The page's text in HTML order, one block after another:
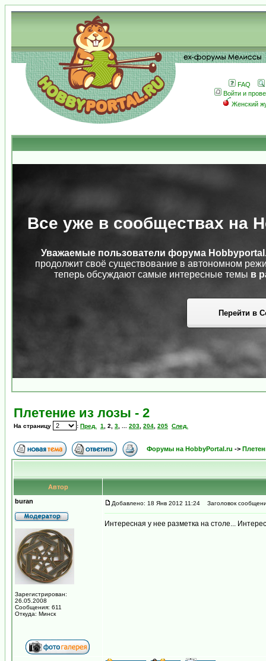
FAQ
Войти и
Женский
Все уже в сообществах на
Уважаемые пользователи форума
продолжит своё существование в автономном
теперь обсуждают самые интересные темы в
Перейти в
Плетение из лозы - 2
На страницу : Пред. 1 2 3 203 204 205 След.
Форумы на HobbyPortal.ru ->
Автор
buran
Зарегистрирован:
26.05.2008
Сообщения: 611
Откуда: Минск
Добавлено: 18 Янв 2012 11:24 Заголовок
Интересная у нее разметка на столе...